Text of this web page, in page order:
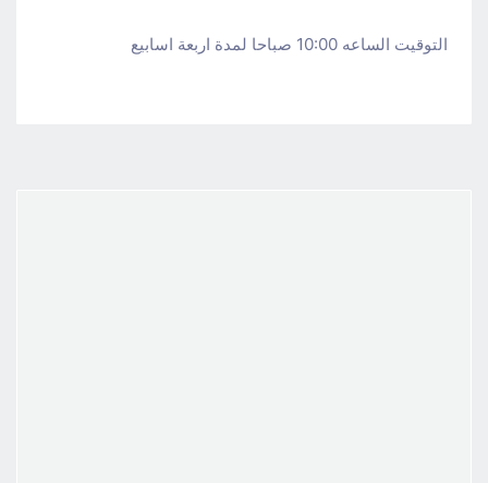
التوقيت الساعه 10:00 صباحا لمدة اربعة اسابيع